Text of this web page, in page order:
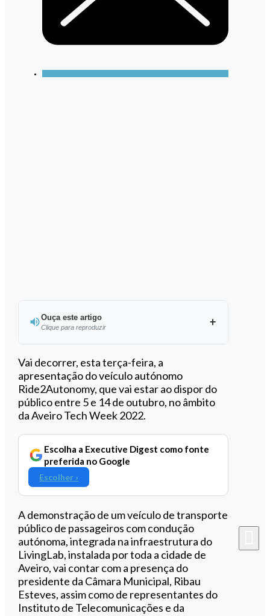
Ouça este artigo
Clique para reproduzir
Ouvir este artigo
Vai decorrer, esta terça-feira, a
apresentação do veículo autónomo
Ride2Autonomy, que vai estar ao dispor do
público entre 5 e 14 de outubro, no âmbito
da Aveiro Tech Week 2022.
Escolha a Executive Digest como fonte
preferida no Google
Escolher ›
A demonstração de um veículo de transporte
público de passageiros com condução
autónoma, integrada na infraestrutura do
LivingLab, instalada por toda a cidade de
Aveiro, vai contar com a presença do
presidente da Câmara Municipal, Ribau
Esteves, assim como de representantes do
Instituto de Telecomunicações e da